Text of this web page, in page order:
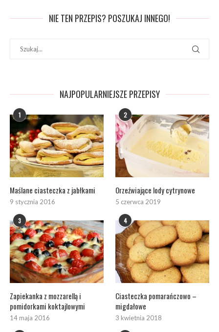
NIE TEN PRZEPIS? POSZUKAJ INNEGO!
NAJPOPULARNIEJSZE PRZEPISY
1
Maślane ciasteczka z jabłkami
9 stycznia 2016
2
Orzeźwiające lody cytrynowe
5 czerwca 2019
3
Zapiekanka z mozzarellą i
pomidorkami koktajlowymi
14 maja 2016
4
Ciasteczka pomarańczowo –
migdałowe
3 kwietnia 2018